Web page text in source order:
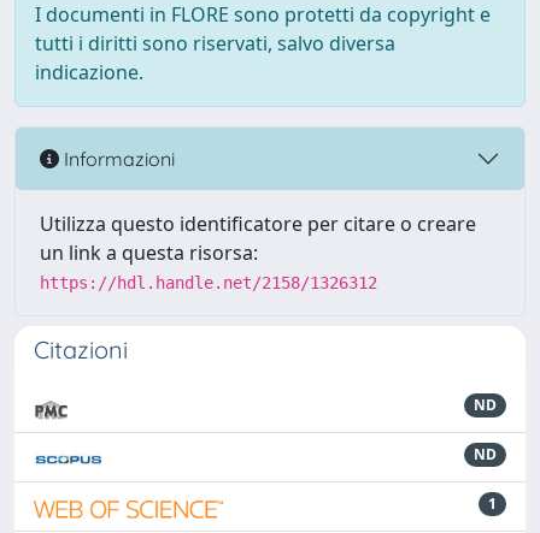
I documenti in FLORE sono protetti da copyright e
tutti i diritti sono riservati, salvo diversa
indicazione.
Informazioni
Utilizza questo identificatore per citare o creare
un link a questa risorsa:
https://hdl.handle.net/2158/1326312
Citazioni
ND
ND
1